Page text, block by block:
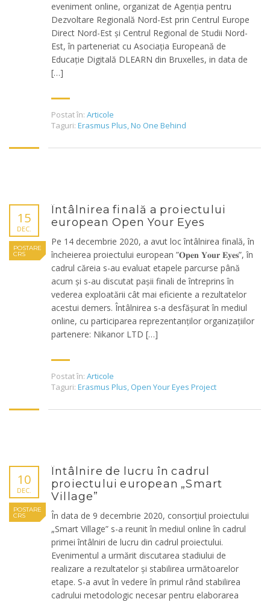
eveniment online, organizat de Agenţia pentru
Dezvoltare Regională Nord-Est prin Centrul Europe
Direct Nord-Est și Centrul Regional de Studii Nord-
Est, în parteneriat cu Asociația Europeană de
Educație Digitală DLEARN din Bruxelles, in data de
[…]
Postat în: Articole
Taguri: Erasmus Plus,No One Behind
15
DEC.
POSTARE
CRS
Întâlnirea finală a proiectului
european Open Your Eyes
Pe 14 decembrie 2020, a avut loc întâlnirea finală, în
încheierea proiectului european ”𝐎𝐩𝐞𝐧 𝐘𝐨𝐮𝐫 𝐄𝐲𝐞𝐬”, în
cadrul căreia s-au evaluat etapele parcurse până
acum și s-au discutat pașii finali de întreprins în
vederea exploatării cât mai eficiente a rezultatelor
acestui demers. Întâlnirea s-a desfășurat în mediul
online, cu participarea reprezentanților organizațiilor
partenere: Nikanor LTD […]
Postat în: Articole
Taguri: Erasmus Plus, Open Your Eyes Project
10
DEC.
POSTARE
CRS
Întâlnire de lucru în cadrul
proiectului european „Smart
Village”
În data de 9 decembrie 2020, consorțiul proiectului
„Smart Village” s-a reunit în mediul online în cadrul
primei întâlniri de lucru din cadrul proiectului.
Evenimentul a urmărit discutarea stadiului de
realizare a rezultatelor și stabilirea următoarelor
etape. S-a avut în vedere în primul rând stabilirea
cadrului metodologic necesar pentru elaborarea